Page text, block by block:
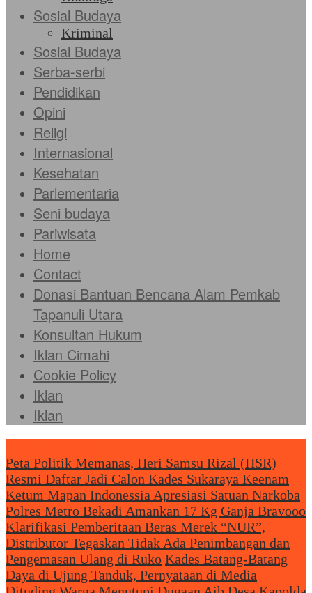
Sosial Budaya
Kriminal
Sosial Budaya
Serba-serbi
Pendidikan
Opini
Religi
Internasional
Kesehatan
Parlementaria
Seni budaya
Pariwisata
Home
Contact
Donasi Bantuan Bencana Alam Pemkab
Tapanuli Utara
Konsultan Hukum
Iklan Cimahi
Cookie Policy
Iklan
Iklan
Peta Politik Memanas, Heri Samsu Rizal (HSR)
Resmi Daftar Jadi Calon Kades Sukaraya Keenam
Ketum Mapan Indonessia Apresiasi Satuan Narkoba
Polres Metro Bekadi Amankan 17 Kg Ganja Bravooo
Klarifikasi Pemberitaan Beras Merek “NUR”,
Distributor Tegaskan Tidak Ada Penimbangan dan
Pengemasan Ulang di Ruko Kades Batang-Batang
Daya di Ujung Tanduk, Pernyataan di Media